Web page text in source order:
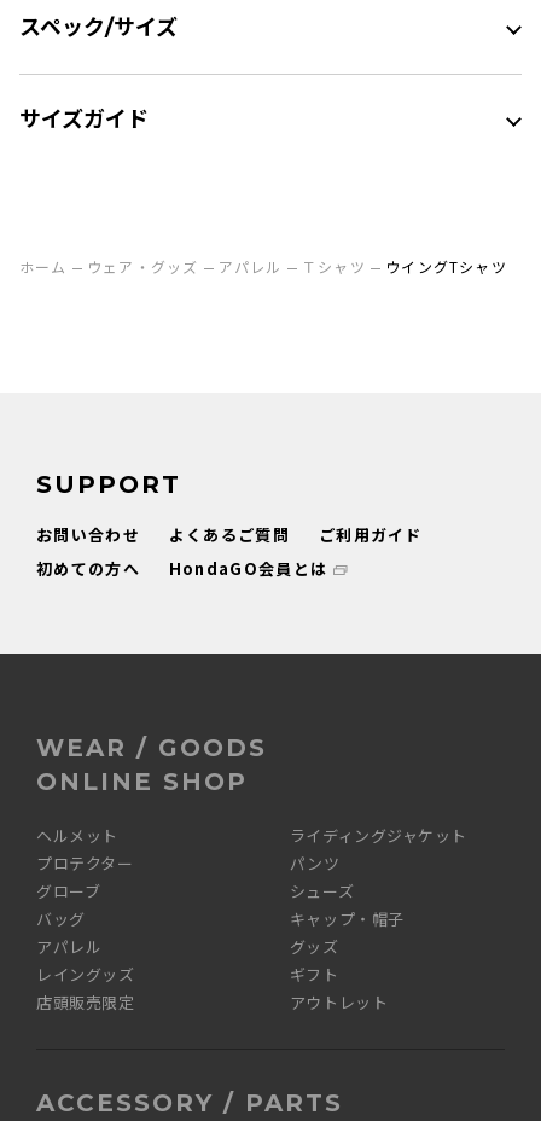
スペック/サイズ
サイズガイド
ホーム ウェア・グッズ アパレル Ｔシャツ ウイングTシャツ
SUPPORT
お問い合わせ よくあるご質問
ご利用ガイド
初めての方へ
HondaGO会員とは
WEAR / GOODS
ONLINE SHOP
ヘルメット
ライディングジャケット
プロテクター
パンツ
グローブ
シューズ
バッグ
キャップ・帽子
アパレル
グッズ
レイングッズ
ギフト
店頭販売限定
アウトレット
ACCESSORY / PARTS